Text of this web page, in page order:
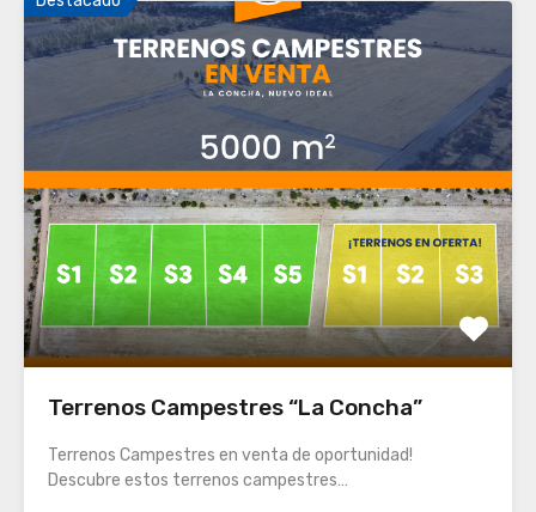
Terrenos Campestres “La Concha”
Terrenos Campestres en venta de oportunidad!
Descubre estos terrenos campestres…